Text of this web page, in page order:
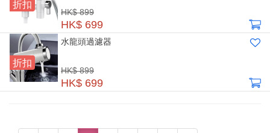
折扣
HK$ 899
HK$ 699
折扣
水龍頭過濾器
HK$ 899
HK$ 699